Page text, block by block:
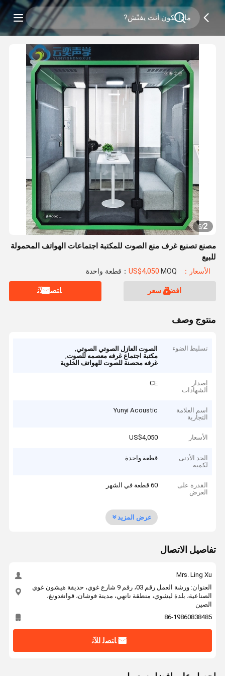
2
/
5
مصنع تصنيع غرف منع الصوت للمكتبة اجتماعات الهواتف المحمولة
للبيع
الأسعار：US$4,050 MOQ：قطعة واحدة
افضل سعر ﺎﺘﺼﻟ ﺍﻶﻧ
منتوج وصف
تسليط الضوء الصوت العازل الصوتي الصوتي,
مكتبة اجتماع غرفه معصمه للصوت,
غرفه محصنة للصوت للهواتف الخلوية
إصدار
الشهادات
CE
اسم العلامة
التجارية
Yunyi Acoustic
الأسعار US$4,050
الحد الأدنى
لكمية
قطعة واحدة
القدرة على
العرض
60 قطعة في الشهر
عرض المزيد
تفاصيل الاتصال
Mrs. Ling Xu
العنوان: ورشة العمل رقم 03، رقم 9 شارع غوي، حديقة هيشون غوي
الصناعية، بلدة ليشوي، منطقة نانهي، مدينة فوشان، قوانغدونغ،
الصين
86-19860838485
ﺎﺘﺼﻟ ﺍﻶﻧ